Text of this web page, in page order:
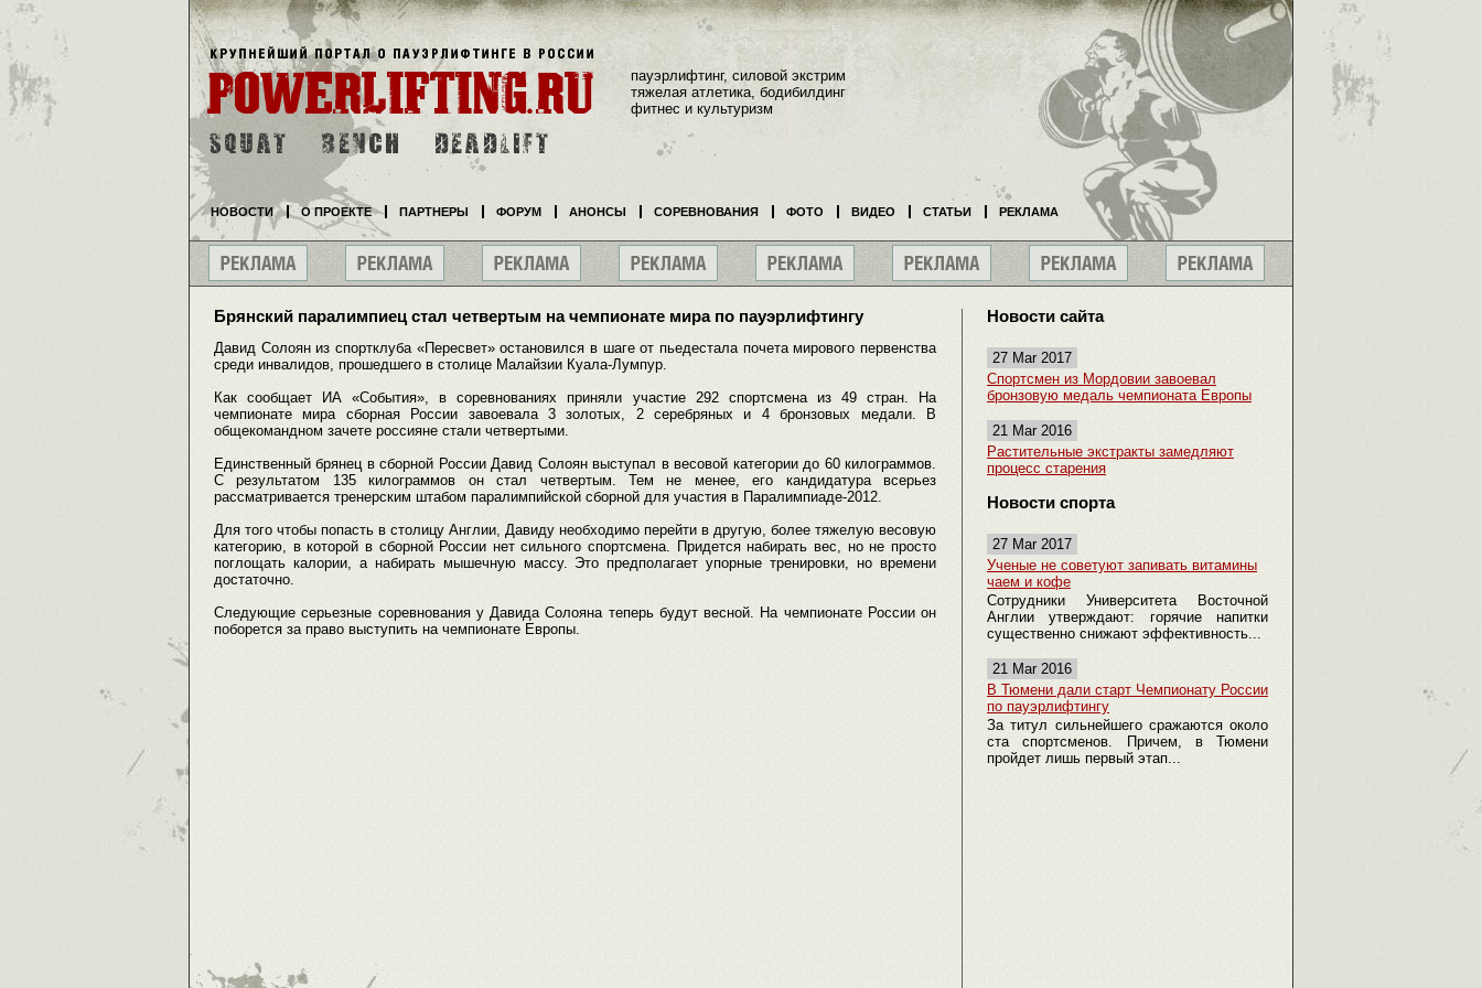
Брянский паралимпиец стал четвертым на чемпионате мира по пауэрлифтингу
Давид Солоян из спортклуба «Пересвет» остановился в шаге от пьедестала почета мирового первенства
среди инвалидов, прошедшего в столице Малайзии Куала-Лумпур.
Как сообщает ИА «События», в соревнованиях приняли участие 292 спортсмена из 49 стран. На
чемпионате мира сборная России завоевала 3 золотых, 2 серебряных и 4 бронзовых медали. В
общекомандном зачете россияне стали четвертыми.
Единственный брянец в сборной России Давид Солоян выступал в весовой категории до 60 килограммов.
С результатом 135 килограммов он стал четвертым. Тем не менее, его кандидатура всерьез
рассматривается тренерским штабом паралимпийской сборной для участия в Паралимпиаде-2012.
Для того чтобы попасть в столицу Англии, Давиду необходимо перейти в другую, более тяжелую весовую
категорию, в которой в сборной России нет сильного спортсмена. Придется набирать вес, но не просто
поглощать калории, а набирать мышечную массу. Это предполагает упорные тренировки, но времени
достаточно.
Следующие серьезные соревнования у Давида Солояна теперь будут весной. На чемпионате России он
поборется за право выступить на чемпионате Европы.
Новости сайта
27 Mar 2017
Спортсмен из Мордовии завоевал
бронзовую медаль чемпионата Европы
21 Mar 2016
Растительные экстракты замедляют
процесс старения
Новости спорта
27 Mar 2017
Ученые не советуют запивать витамины
чаем и кофе
Сотрудники Университета Восточной
Англии утверждают: горячие напитки
существенно снижают эффективность...
21 Mar 2016
В Тюмени дали старт Чемпионату России
по пауэрлифтингу
За титул сильнейшего сражаются около
ста спортсменов. Причем, в Тюмени
пройдет лишь первый этап...
пауэрлифтинг, силовой экстрим
тяжелая атлетика, бодибилдинг
фитнес и культуризм
НОВОСТИ О ПРОЕКТЕ ПАРТНЕРЫ ФОРУМ АНОНСЫ СОРЕВНОВАНИЯ ФОТО ВИДЕО СТАТЬИ РЕКЛАМА